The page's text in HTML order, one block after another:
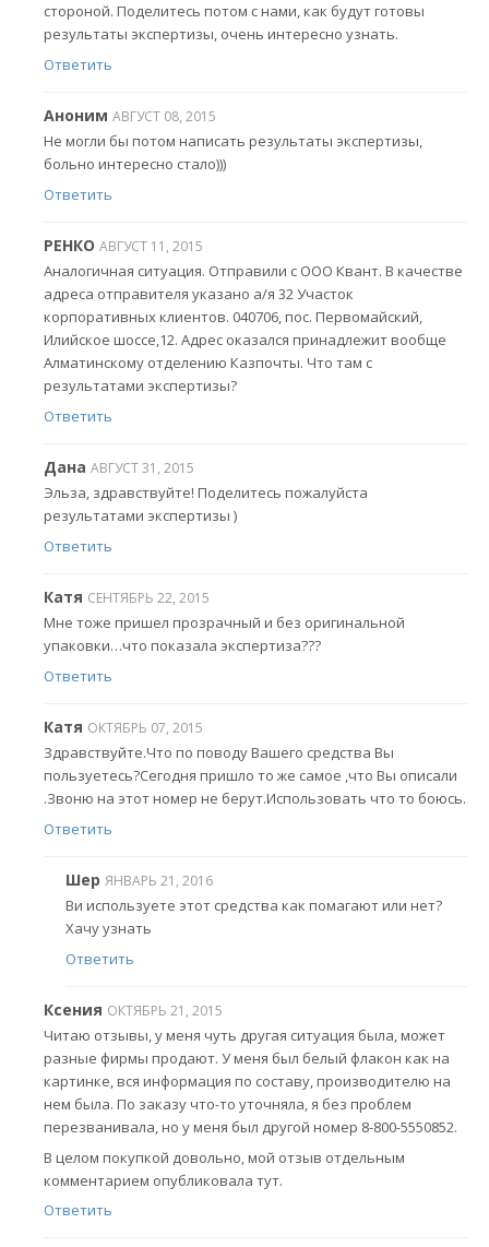
стороной. Поделитесь потом с нами, как будут готовы
результаты экспертизы, очень интересно узнать.
Ответить
Аноним АВГУСТ 08, 2015
Не могли бы потом написать результаты экспертизы,
больно интересно стало)))
Ответить
РЕНКО АВГУСТ 11, 2015
Аналогичная ситуация. Отправили с ООО Квант. В качестве
адреса отправителя указано а/я 32 Участок
корпоративных клиентов. 040706, пос. Первомайский,
Илийское шоссе,12. Адрес оказался принадлежит вообще
Алматинскому отделению Казпочты. Что там с
результатами экспертизы?
Ответить
Дана АВГУСТ 31, 2015
Эльза, здравствуйте! Поделитесь пожалуйста
результатами экспертизы )
Ответить
Катя СЕНТЯБРЬ 22, 2015
Мне тоже пришел прозрачный и без оригинальной
упаковки…что показала экспертиза???
Ответить
Катя ОКТЯБРЬ 07, 2015
Здравствуйте.Что по поводу Вашего средства Вы
пользуетесь?Сегодня пришло то же самое ,что Вы описали
.Звоню на этот номер не берут.Использовать что то боюсь.
Ответить
Шер ЯНВАРЬ 21, 2016
Ви используете этот средства как помагают или нет?
Хачу узнать
Ответить
Ксения ОКТЯБРЬ 21, 2015
Читаю отзывы, у меня чуть другая ситуация была, может
разные фирмы продают. У меня был белый флакон как на
картинке, вся информация по составу, производителю на
нем была. По заказу что-то уточняла, я без проблем
перезванивала, но у меня был другой номер 8-800-5550852.
В целом покупкой довольно, мой отзыв отдельным
комментарием опубликовала тут.
Ответить